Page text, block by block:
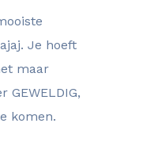
Je hoeft
maar
GEWELDIG,
komen.